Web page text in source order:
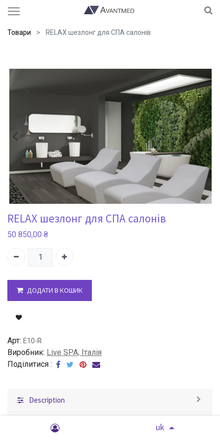
uk
Товари RELAX шезлонг для СПА салонів
RELAX шезлонг для СПА салонів
50 850,00 ₴
ДОДАТИ В КОШИК
Арт: E10-R
Виробник: Live SPA, Італія
Поділитися :
Description
Характеристики